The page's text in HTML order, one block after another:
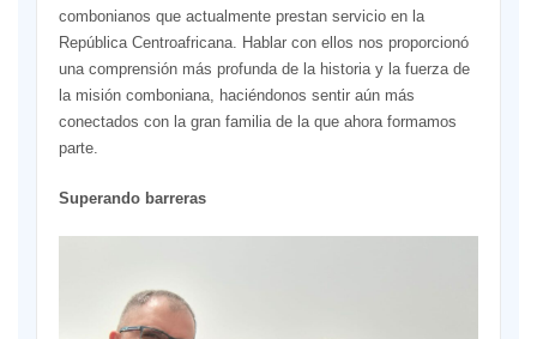
combonianos que actualmente prestan servicio en la
República Centroafricana. Hablar con ellos nos proporcionó
una comprensión más profunda de la historia y la fuerza de
la misión comboniana, haciéndonos sentir aún más
conectados con la gran familia de la que ahora formamos
parte.
Superando barreras